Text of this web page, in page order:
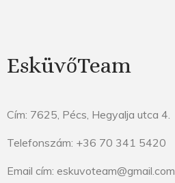
EsküvőTeam
Cím: 7625, Pécs, Hegyalja utca 4.
Telefonszám: +36 70 341 5420
Email cím: eskuvoteam@gmail.com